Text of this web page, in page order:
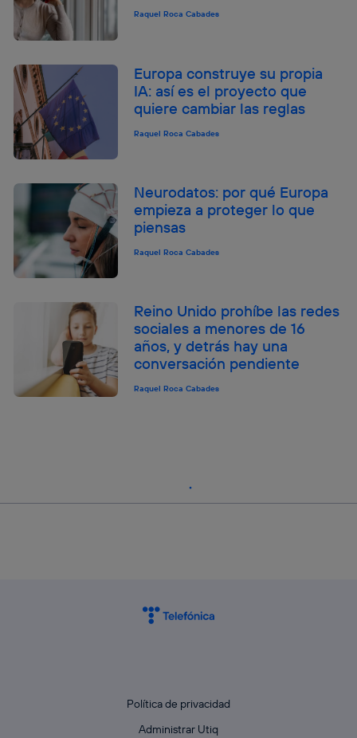
Raquel Roca Cabades
Europa construye su propia
IA: así es el proyecto que
quiere cambiar las reglas
Raquel Roca Cabades
Neurodatos: por qué Europa
empieza a proteger lo que
piensas
Raquel Roca Cabades
Reino Unido prohíbe las redes
sociales a menores de 16
años, y detrás hay una
conversación pendiente
Raquel Roca Cabades
Política de privacidad
Administrar Utiq